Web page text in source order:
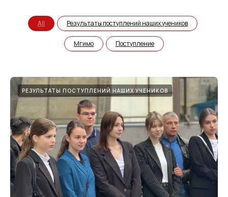
All Результаты поступлений наших учеников
Мгимо Поступление
РЕЗУЛЬТАТЫ ПОСТУПЛЕНИЙ НАШИХ УЧЕНИКОВ